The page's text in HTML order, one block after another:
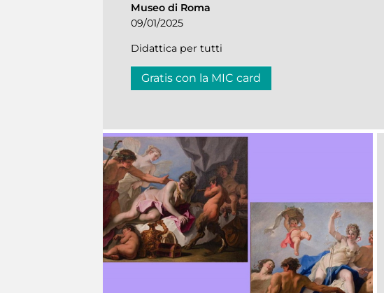
Museo di Roma
09/01/2025
Didattica per tutti
Gratis con la MIC card